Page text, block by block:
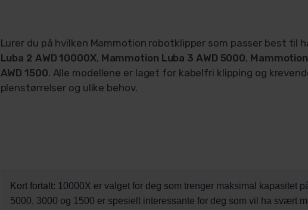
Lurer du på hvilken Mammotion robotklipper som passer best til
Luba 2 AWD 10000X, Mammotion Luba 3 AWD 5000,
AWD 1500. Alle modellene er laget for kabelfri klipping og
plenstørrelser og ulike behov.
Kort fortalt: 10000X er valget for deg som trenger maksimal kapasitet
5000, 3000 og 1500 er spesielt interessante for deg som vil ha svært